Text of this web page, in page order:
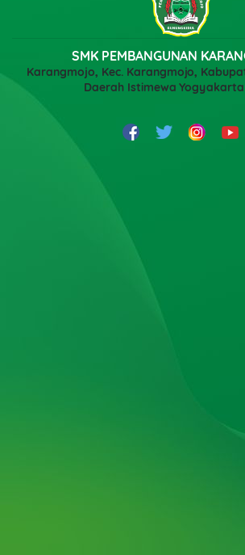
SMK PEMBANGUNAN
Karangmojo, Kec. Karangmojo,
Daerah Istimewa Yogyakarta